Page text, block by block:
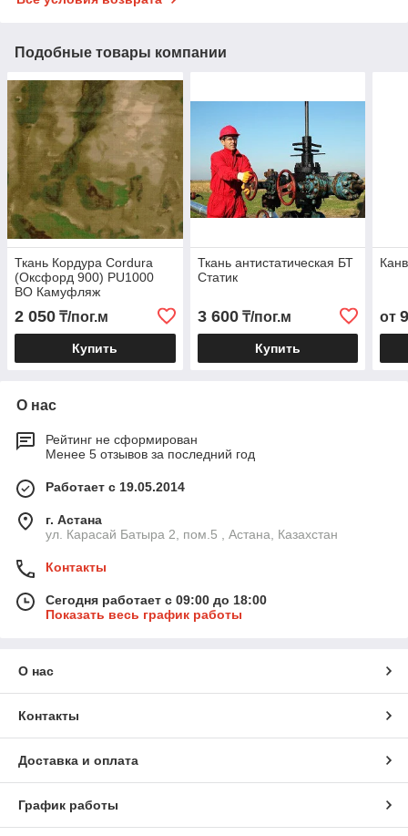
Подобные товары компании
Ткань Кордура Cordura
(Оксфорд 900) PU1000
ВО Камуфляж
2 050 ₸/пог.м
Купить
Ткань антистатическая БТ
Статик
3 600₸/пог.м
Купить
от
О нас
Рейтинг не сформирован
Менее 5 отзывов за последний год
Работает с 19.05.2014
г. Астана
ул. Карасай Батыра 2, пом.5 , Астана, Казахстан
Контакты
Сегодня работает с 09:00 до 18:00
Показать весь график работы
О нас
Контакты
Доставка и оплата
График работы